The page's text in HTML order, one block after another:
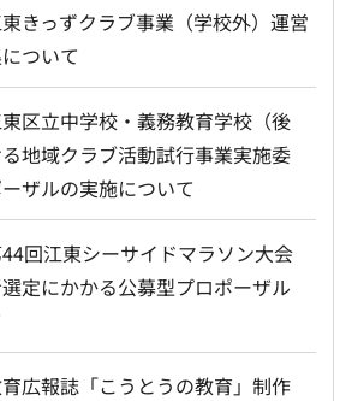
東きっずクラブ事業（学校外）運営
ついて
東区立中学校・義務教育学校（後
地域クラブ活動試行事業実施委
ザルの実施について
44回江東シーサイドマラソン大会
定にかかる公募型プロポーザル
育広報誌「こうとうの教育」制作